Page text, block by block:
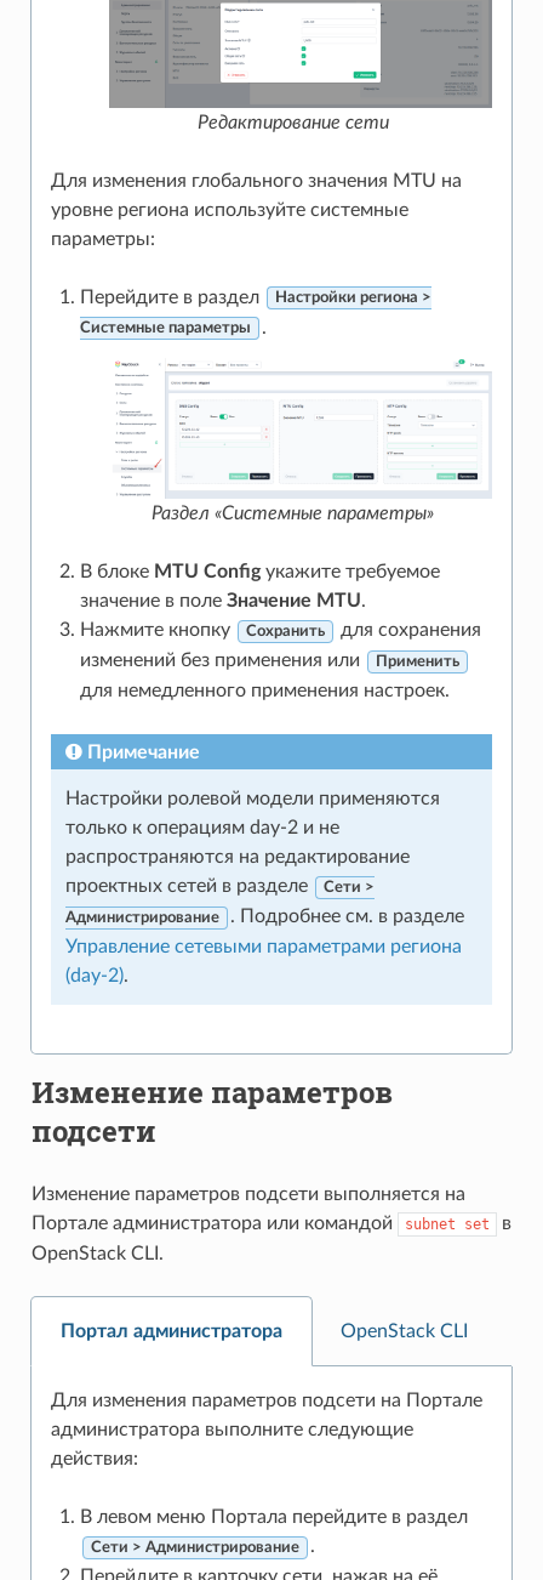
Редактирование сети
Для изменения глобального значения MTU на
уровне региона используйте системные
параметры:
Перейдите в раздел Настройки региона >
Системные параметры .
Раздел «Системные параметры»
В блоке MTU Configукажите требуемое
значение в поле Значение MTU.
Нажмите кнопку
Сохранить
для сохранения
изменений без применения или
Применить
для немедленного применения настроек.
Примечание
Настройки ролевой модели применяются
только к операциям day-2 и не
распространяются на редактирование
проектных сетей в разделе
Сети >
Администрирование
. Подробнее см. в разделе
Управление сетевыми параметрами региона
(day-2).
Изменение параметров
подсети
Изменение параметров подсети выполняется на
Портале администратора или командой
subnet set
в
OpenStack CLI.
Портал администратора OpenStack CLI
Для изменения параметров подсети на Портале
администратора выполните следующие
действия:
В левом меню Портала перейдите в раздел
Сети > Администрирование
.